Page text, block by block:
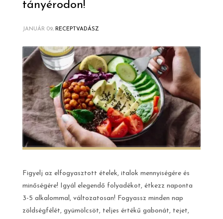
tányérodon!
JANUÁR 09, RECEPTVADÁSZ
Figyelj az elfogyasztott ételek, italok mennyiségére és
minőségére! Igyál elegendő folyadékot, étkezz naponta
3-5 alkalommal, változatosan! Fogyassz minden nap
zöldségfélét, gyümölcsöt, teljes értékű gabonát, tejet,